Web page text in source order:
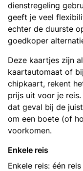
dienstregeling
geeft je veel
echter de duurste
goedkoper
Deze kaartjes zijn
kaartautomaat of
chipkaart, rekent
prijs uit voor je
dat geval bij de
om een boete (of
voorkomen.
Enkele reis
Enkele reis: één